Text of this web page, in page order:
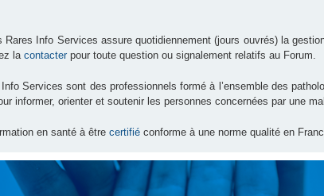
Rares Info Services assure quotidiennement (jours ouvrés) la
la contacter pour toute question ou signalement relatifs au Forum.
Services sont des professionnels formé à l’ensemble des
informer, orienter et soutenir les personnes concernées par une
en santé à être certifié conforme à une norme qualité en